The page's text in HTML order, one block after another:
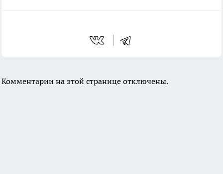
Комментарии на этой странице отключены.